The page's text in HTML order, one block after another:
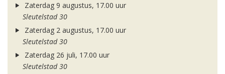
Zaterdag 9 augustus, 17.00 uur
Sleutelstad 30
Zaterdag 2 augustus, 17.00 uur
Sleutelstad 30
Zaterdag 26 juli, 17.00 uur
Sleutelstad 30